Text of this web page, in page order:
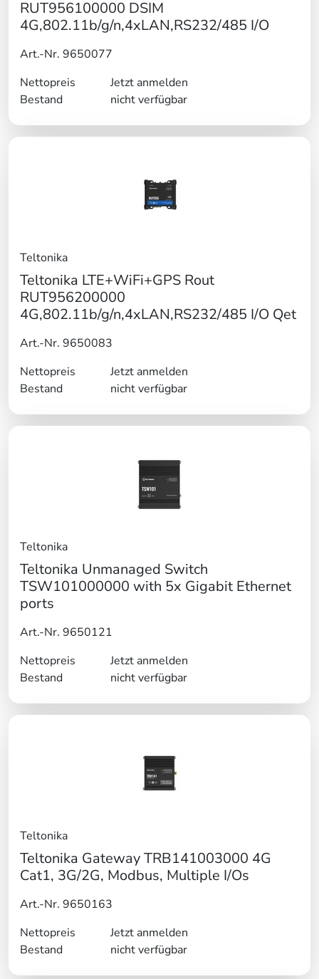
RUT956100000 DSIM
4G,802.11b/g/n,4xLAN,RS232/485 I/O
Art.-Nr. 9650077
Nettopreis
Jetzt anmelden
Bestand
nicht verfügbar
Teltonika
Teltonika LTE+WiFi+GPS Rout
RUT956200000
4G,802.11b/g/n,4xLAN,RS232/485 I/O Qet
Art.-Nr. 9650083
Nettopreis
Jetzt anmelden
Bestand
nicht verfügbar
Teltonika
Teltonika Unmanaged Switch
TSW101000000 with 5x Gigabit Ethernet
ports
Art.-Nr. 9650121
Nettopreis
Jetzt anmelden
Bestand
nicht verfügbar
Teltonika
Teltonika Gateway TRB141003000 4G
Cat1, 3G/2G, Modbus, Multiple I/Os
Art.-Nr. 9650163
Nettopreis
Jetzt anmelden
Bestand
nicht verfügbar